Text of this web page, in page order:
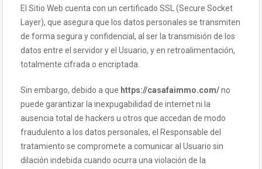
El Sitio Web cuenta con un certificado SSL (Secure Socket
Layer), que asegura que los datos personales se transmiten
de forma segura y confidencial, al ser la transmisión de los
datos entre el servidor y el Usuario, y en retroalimentación,
totalmente cifrada o encriptada.
Sin embargo, debido a que https://casafaimmo.com/no
puede garantizar la inexpugabilidad de internet ni la
ausencia total de hackers u otros que accedan de modo
fraudulento a los datos personales, el Responsable del
tratamiento se compromete a comunicar al Usuario sin
dilación indebida cuando ocurra una violación de la